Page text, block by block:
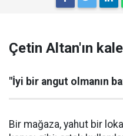
Çetin Altan'ın
"İyi bir angut olmanın
Bir mağaza, yahut bir